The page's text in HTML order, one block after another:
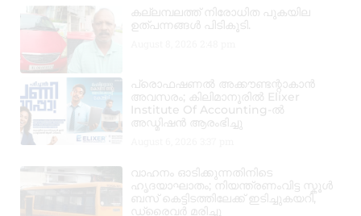
കല്ലമ്പലത്ത് നിരോധിത പുകയില
ഉത്പന്നങ്ങൾ പിടികൂടി.
പ്രൊഫഷണൽ അക്കൗണ്ടന്റാകാൻ
അവസരം; കിലിമാനൂരിൽ Elixer
Institute Of Accounting-ൽ
അഡ്മിഷൻ ആരംഭിച്ചു
വാഹനം ഓടിക്കുന്നതിനിടെ
ഹൃദയാഘാതം; നിയന്ത്രണംവിട്ട സ്കൂൾ
ബസ് കെട്ടിടത്തിലേക്ക് ഇടിച്ചുകയറി,
ഡ്രൈവർ മരിച്ചു